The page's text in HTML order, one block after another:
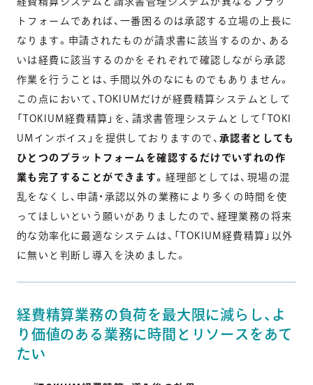
トフォームであれば、一番困るのは承認する立場の上長に
なります。申請されたものが請求書に該当するのか、ある
いは経費に該当するのかをそれぞれで確認しながら承認
作業を行うことは、手間以外のなにものでもありません。
この点において、TOKIUMだけが経費精算システムとして
「TOKIUM経費精算」を、請求書管理システムとして「TOKI
UMインボイス」を提供しておりますので、 承認者としても
ひとつのプラットフォームを確認するだけでいずれの作
業も完了することができます。 経理部としては、現場の混
乱をなくし、申請・承認以外の業務により多くの時間を使
ってほしいという願いがありましたので、経理業務の将来
的な効率化に最適なシステムは、「TOKIUM経費精算」以外
に無いと判断し導入を決めました。
経費精算業務の負荷を最大限に減らし、よ
り価値のある業務に時間とリソースをあて
たい